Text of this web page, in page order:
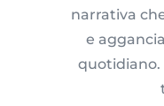
narrativa
e
quotidiano.